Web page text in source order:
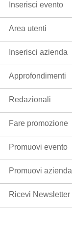
Inserisci evento
Area utenti
Inserisci azienda
Approfondimenti
Redazionali
Fare promozione
Promuovi evento
Promuovi azienda
Ricevi Newsletter